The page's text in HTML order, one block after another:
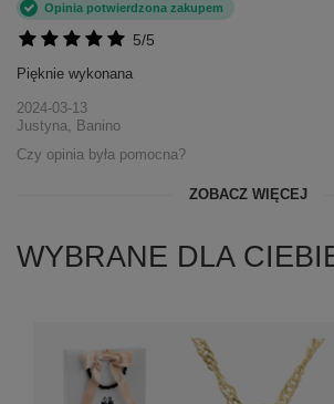
5/5
Opinia potwierdzona zakupem
Pięknie wykonana
2024-03-13
Justyna, Banino
Czy opinia była pomocna?
ZOBACZ WIĘCEJ
WYBRANE DLA